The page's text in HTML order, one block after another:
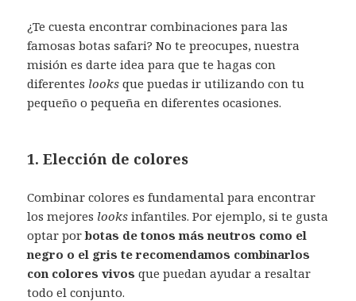
¿Te cuesta encontrar combinaciones para las
famosas botas safari? No te preocupes, nuestra
misión es darte idea para que te hagas con
diferentes looks que puedas ir utilizando con tu
pequeño o pequeña en diferentes ocasiones.
1. Elección de colores
Combinar colores es fundamental para encontrar
los mejores looks infantiles. Por ejemplo, si te gusta
optar porbotas de tonos más neutros como el
negro o el gris te recomendamos combinarlos
con colores vivos que puedan ayudar a resaltar
todo el conjunto.